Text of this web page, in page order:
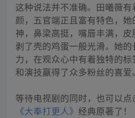
这种说法并不准确。田曦薇
颜，五官端正且富有特色，
神，鼻梁高挺，嘴唇丰满，
剥了壳的鸡蛋一般光滑。她
力，在观众心中有着独特的
和演技赢得了众多粉丝的喜爱。
等待电视剧的同时，也可以
《大奉打更人》 经典原著了！